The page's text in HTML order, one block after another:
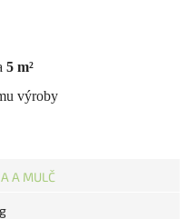
5 m²
výroby
A MULČ